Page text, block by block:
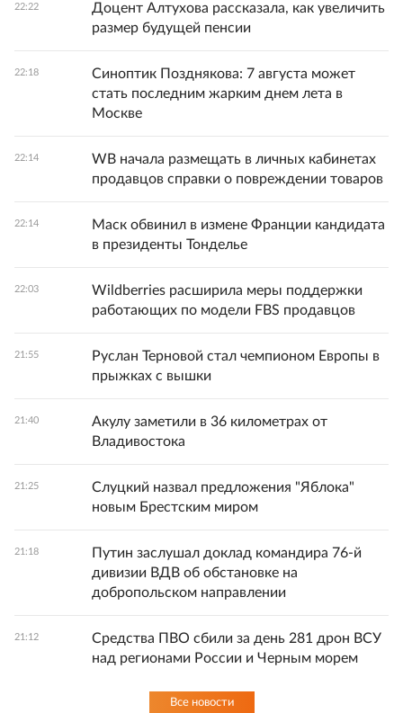
22:22
Доцент Алтухова рассказала, как увеличить
размер будущей пенсии
22:18
Синоптик Позднякова: 7 августа может
стать последним жарким днем лета в
Москве
22:14
WB начала размещать в личных кабинетах
продавцов справки о повреждении товаров
22:14
Маск обвинил в измене Франции кандидата
в президенты Тонделье
22:03
Wildberries расширила меры поддержки
работающих по модели FBS продавцов
21:55
Руслан Терновой стал чемпионом Европы в
прыжках с вышки
21:40
Акулу заметили в 36 километрах от
Владивостока
21:25
Слуцкий назвал предложения "Яблока"
новым Брестским миром
21:18
Путин заслушал доклад командира 76-й
дивизии ВДВ об обстановке на
добропольском направлении
21:12
Средства ПВО сбили за день 281 дрон ВСУ
над регионами России и Черным морем
Все новости